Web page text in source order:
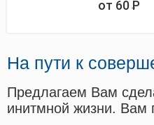
от 60Р
На пути к
Предлагаем Вам
инитмной жизни. Вам